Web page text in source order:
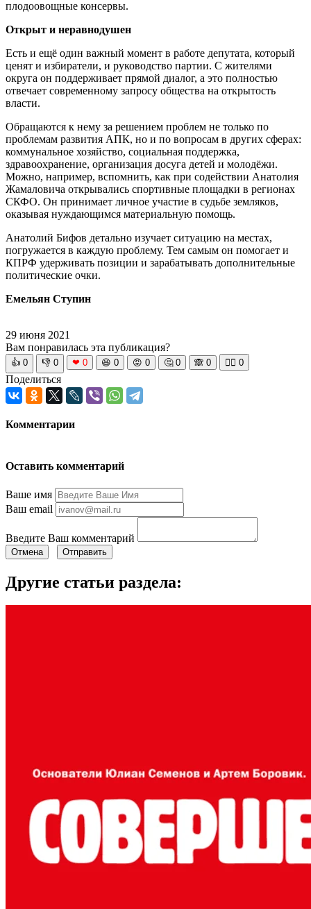
плодоовощные консервы.
Открыт и неравнодушен
Есть и ещё один важный момент в работе депутата, который
ценят и избиратели, и руководство партии. С жителями
округа он поддерживает прямой диалог, а это полностью
отвечает современному запросу общества на открытость
власти.
Обращаются к нему за решением проблем не только по
проблемам развития АПК, но и по вопросам в других сферах:
коммунальное хозяйство, социальная поддержка,
здравоохранение, организация досуга детей и молодёжи.
Можно, например, вспомнить, как при содействии Анатолия
Жамаловича открывались спортивные площадки в регионах
СКФО. Он принимает личное участие в судьбе земляков,
оказывая нуждающимся материальную помощь.
Анатолий Бифов детально изучает ситуацию на местах,
погружается в каждую проблему. Тем самым он помогает и
КПРФ удерживать позиции и зарабатывать дополнительные
политические очки.
Емельян Ступин
29 июня 2021
Вам понравилась эта публикация?
👍 0 👎 0 ❤ 0 😆 0 😡 0 🤔 0 🙈 0 🧘‍♀️ 0
Поделиться
Комментарии
Оставить комментарий
Ваше имя
Ваш email
Введите Ваш комментарий
Отмена Отправить
Другие статьи раздела: